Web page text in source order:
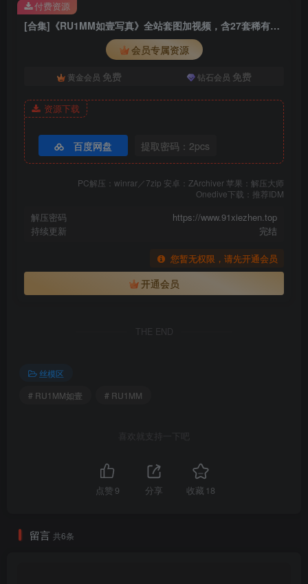
[合集]《RU1MM如壹写真》全站套图加视频，含27套稀有VIP作品，大小30.5G
会员专属资源
黄金会员 免费 钻石会员 免费
资源下载
百度网盘 提取密码：2pcs
PC解压：winrar／7zip 安卓：ZArchiver 苹果：解压大师
Onedive下载：推荐IDM
解压密码
https://www.91xiezhen.top
持续更新
完结
您暂无权限，请先开通会员
开通会员
付费资源
THE END
丝模区
# RU1MM如壹
# RU1MM
喜欢就支持一下吧
点赞 9 分享 收藏 18
留言 共6条